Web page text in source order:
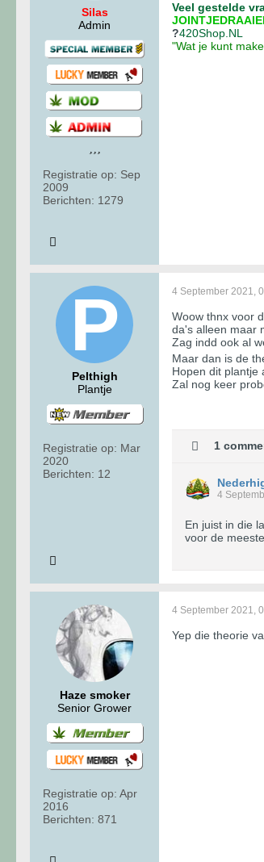
Silas
Admin
Registratie op: Sep
2009
Berichten: 1279
Veel gestelde
?420Shop.NL
"Wat je kunt
Pelthigh
Plantje
Registratie op: Mar
2020
Berichten: 12
4 September 2021,
Woow thnx voor
da's alleen maar
Zag indd ook al
Maar dan is de
Hopen dit plantje
Zal nog keer
1
4
En juist in die
voor de
Haze smoker
Senior Grower
Registratie op: Apr
2016
Berichten: 871
4 September 2021,
Yep die theorie